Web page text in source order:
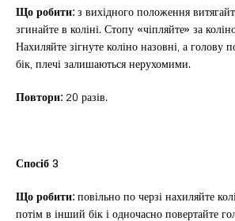
Що робити:з вихідного положення
згинайте в коліні. Стопу «чіпляйте» за
Нахиляйте зігнуте коліно назовні, а голову
бік, плечі залишаються нерухомими.
Повтори: 20 разів.
Спосіб 3
Що робити:повільно по черзі нахиляйте
потім в інший бік і одночасно повертайте